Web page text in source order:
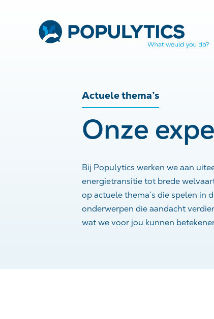
Actuele thema’s
Onze
Bij Populytics werken we aan
energietransitie tot brede
op actuele thema’s die spelen in
onderwerpen die aandacht
wat we voor jou kunnen